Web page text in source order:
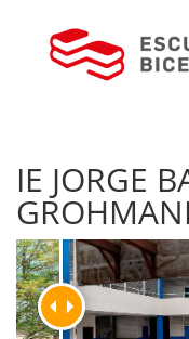
IE JORGE